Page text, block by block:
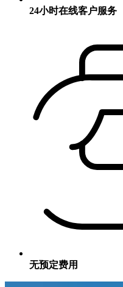
24小时在线客户服务
无预定费用